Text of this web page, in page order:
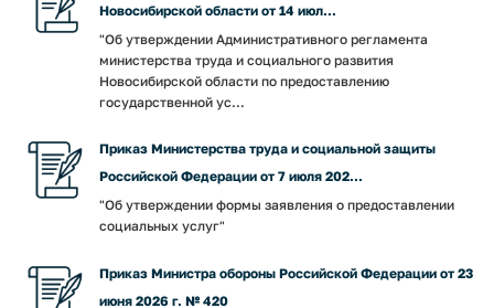
Новосибирской области от 14 июл...
"Об утверждении Административного регламента
министерства труда и социального развития
Новосибирской области по предоставлению
государственной ус...
Приказ Министерства труда и социальной защиты
Российской Федерации от 7 июля 202...
"Об утверждении формы заявления о предоставлении
социальных услуг"
Приказ Министра обороны Российской Федерации от 23
июня 2026 г. № 420